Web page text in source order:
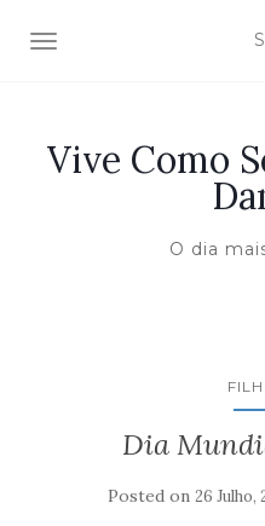
TOGGLE NAVIGATION
Vive Como
O dia
Dia
Posted on 26 Julho,